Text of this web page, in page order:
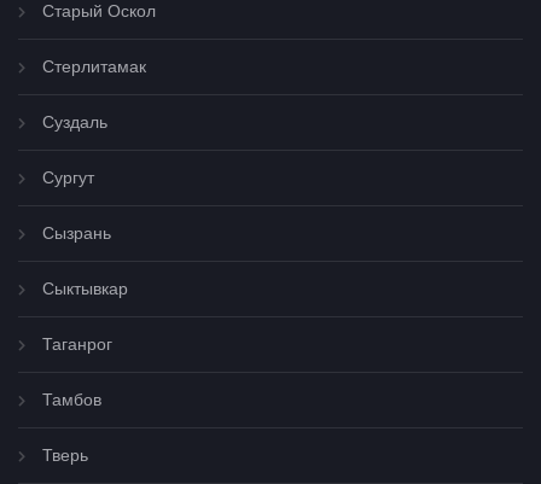
Старый Оскол
Стерлитамак
Суздаль
Сургут
Сызрань
Сыктывкар
Таганрог
Тамбов
Тверь